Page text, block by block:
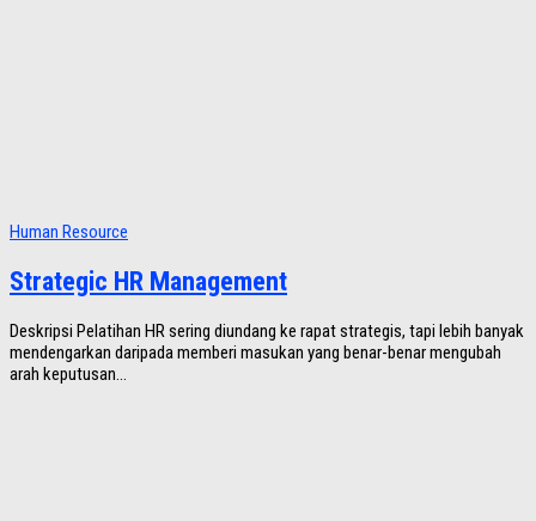
Human Resource
Strategic HR Management
Deskripsi Pelatihan HR sering diundang ke rapat strategis, tapi lebih banyak
mendengarkan daripada memberi masukan yang benar-benar mengubah
arah keputusan...